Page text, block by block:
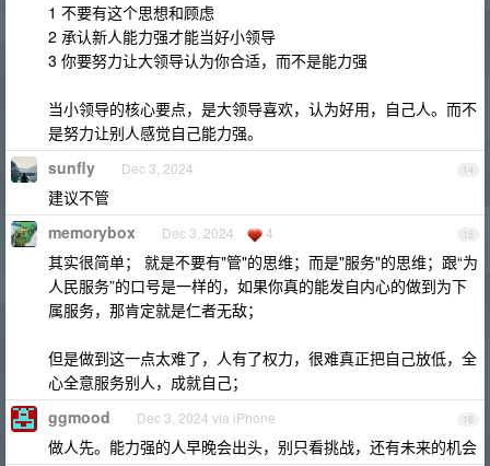
1 不要有这个思想和顾虑
2 承认新人能力强才能当好小领导
3 你要努力让大领导认为你合适，而不是能力强
当小领导的核心要点，是大领导喜欢，认为好用，自己人。而不
是努力让别人感觉自己能力强。
14
sunfly Dec 3, 2024
建议不管
15
memorybox Dec 3, 2024 4
其实很简单； 就是不要有"管"的思维；而是"服务"的思维；跟“为
人民服务”的口号是一样的，如果你真的能发自内心的做到为下
属服务，那肯定就是仁者无敌；
但是做到这一点太难了，人有了权力，很难真正把自己放低，全
心全意服务别人，成就自己；
16
ggmood Dec 3, 2024 via iPhone
做人先。能力强的人早晚会出头，别只看挑战，还有未来的机会